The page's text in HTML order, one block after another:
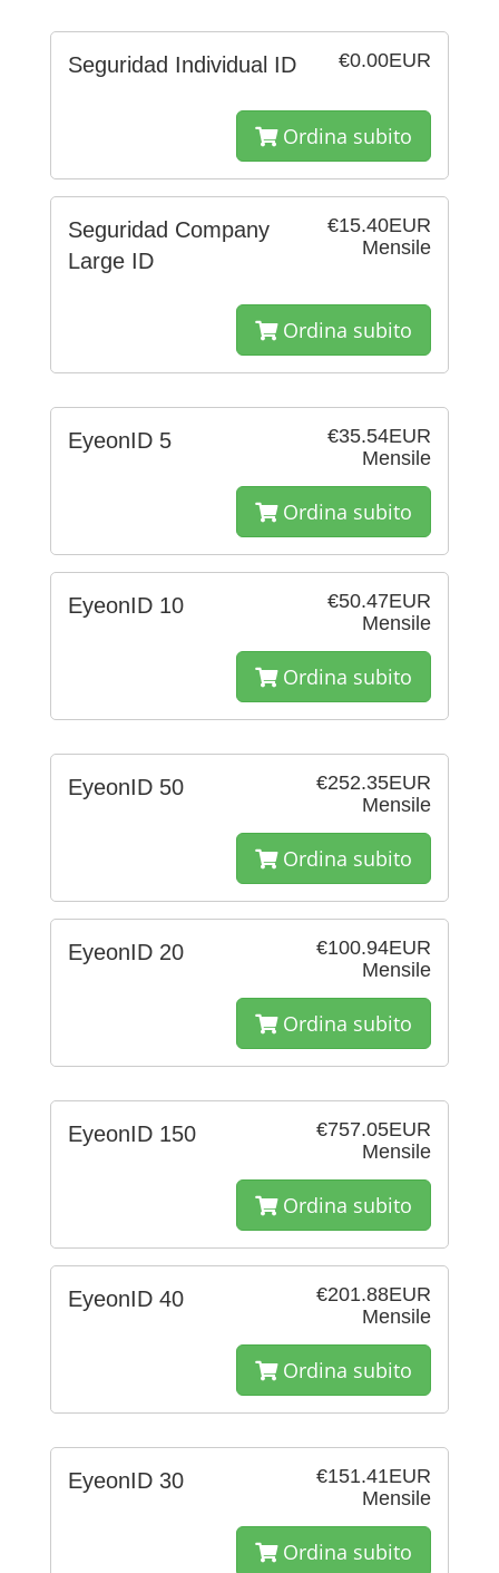
€0.00EUR
Seguridad Individual ID
Ordina subito
€15.40EUR
Mensile
Seguridad Company
Large ID
Ordina subito
€35.54EUR
Mensile
EyeonID 5
Ordina subito
€50.47EUR
Mensile
EyeonID 10
Ordina subito
€252.35EUR
Mensile
EyeonID 50
Ordina subito
€100.94EUR
Mensile
EyeonID 20
Ordina subito
€757.05EUR
Mensile
EyeonID 150
Ordina subito
€201.88EUR
Mensile
EyeonID 40
Ordina subito
€151.41EUR
Mensile
EyeonID 30
Ordina subito